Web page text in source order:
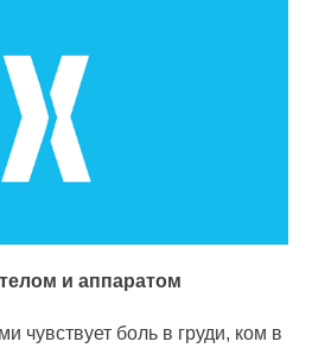
и аппаратом
чувствует боль в груди, ком в